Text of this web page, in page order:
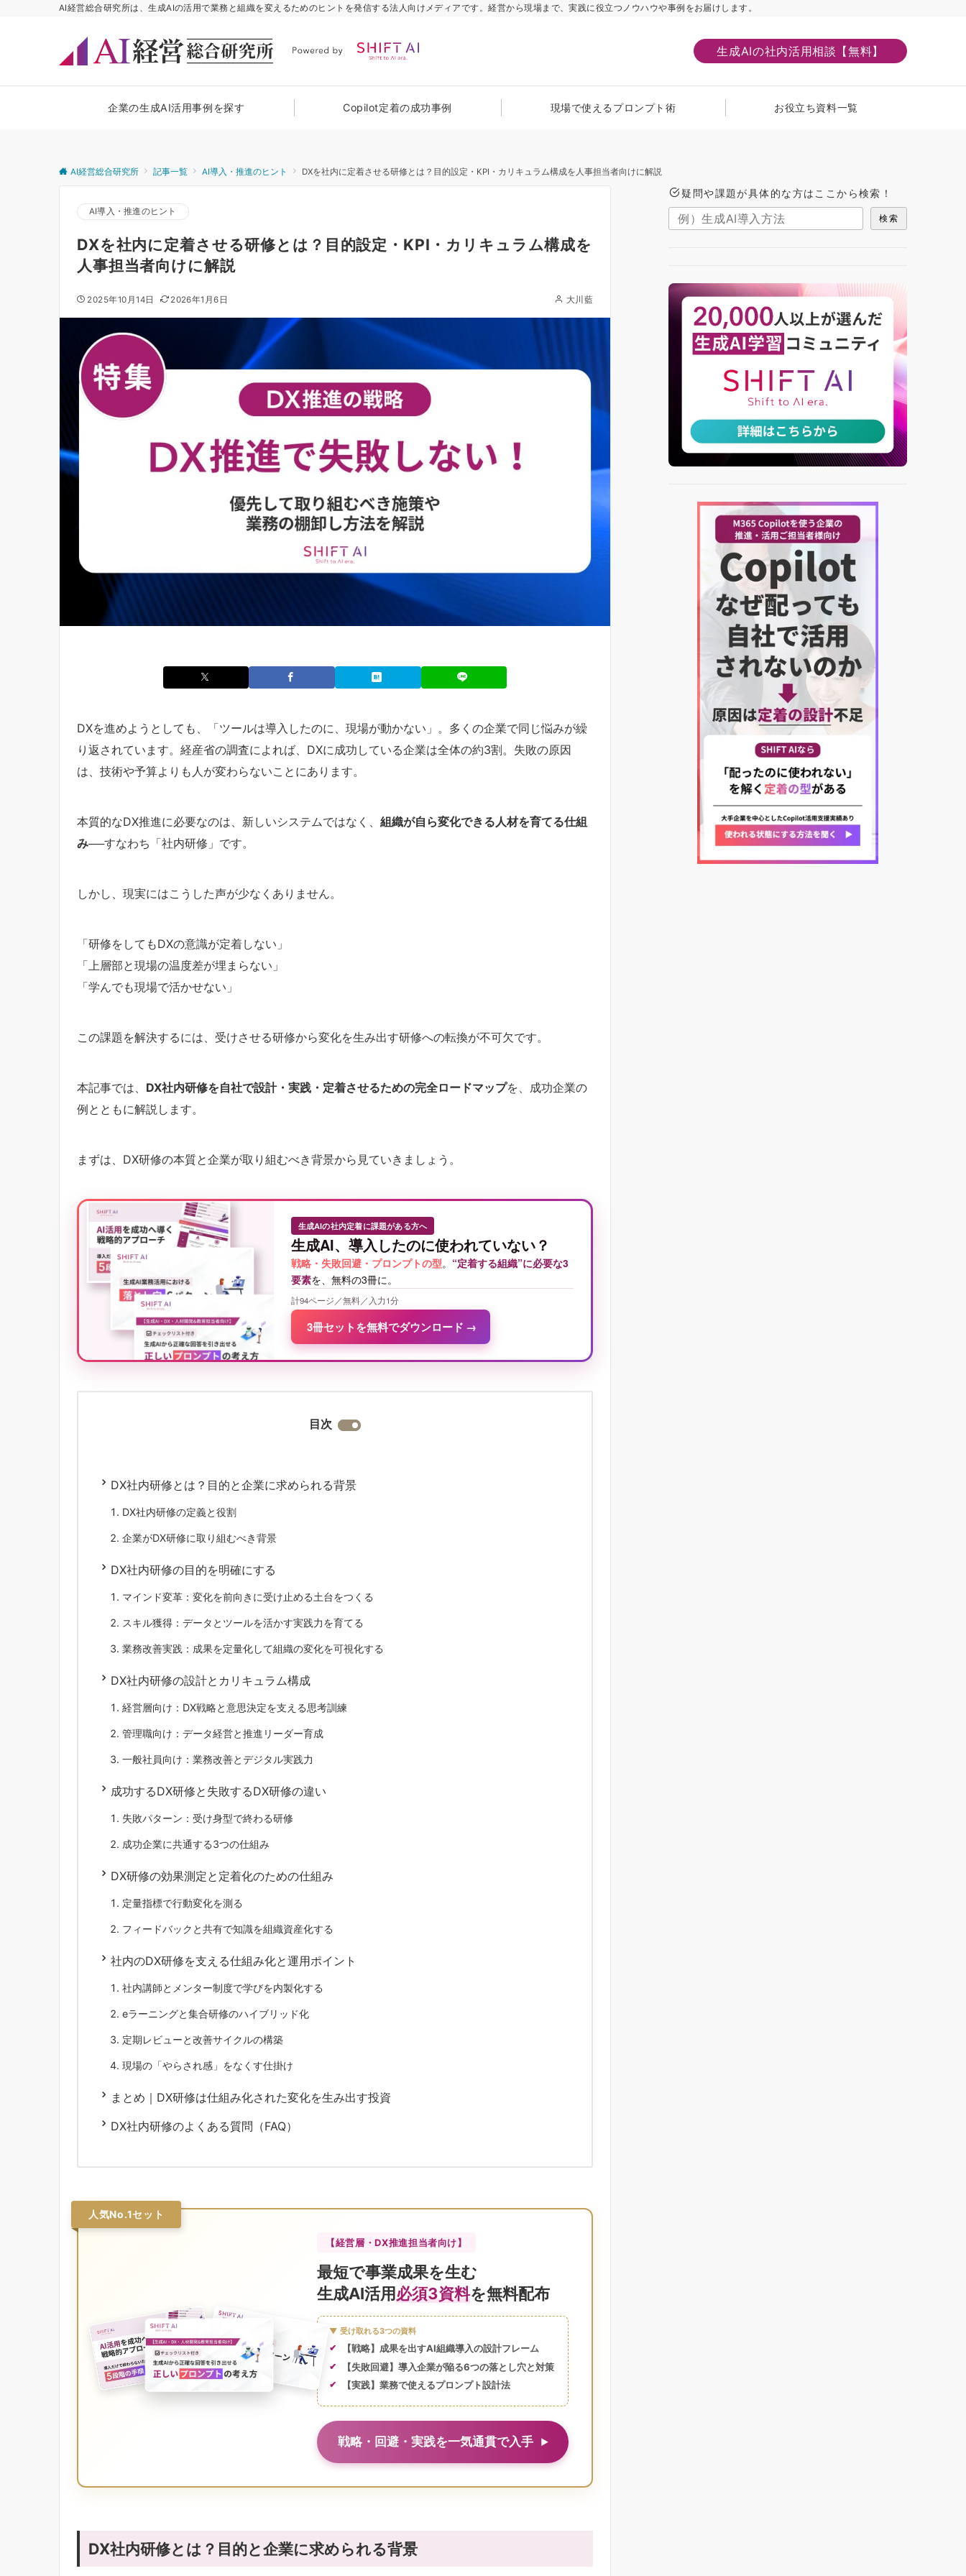
AI経営総合研究所は、生成AIの活用で業務と組織を変えるためのヒントを発信する法人向けメディアです。経営から現場まで、実践に役立つノウハウや事例をお届けします。
生成AIの社内活用相談【無料】
企業の生成AI活用事例を探す Copilot定着の成功事例 現場で使えるプロンプト術 お役立ち資料一覧
AI経営総合研究所 記事一覧 AI導入・推進のヒント DXを社内に定着させる研修とは？目的設定・KPI・カリキュラム構成を人事担当者向けに解説
AI導入・推進のヒント
DXを社内に定着させる研修とは？目的設定・KPI・カリキュラム構成を
人事担当者向けに解説
2025年10月14日 2026年1月6日 大川藍
DXを進めようとしても、「ツールは導入したのに、現場が動かない」。多くの企業で同じ悩みが繰
り返されています。経産省の調査によれば、DXに成功している企業は全体の約3割。失敗の原因
は、技術や予算よりも人が変わらないことにあります。
本質的なDX推進に必要なのは、新しいシステムではなく、 組織が自ら変化できる人材を育てる仕組
み──すなわち「社内研修」です。
しかし、現実にはこうした声が少なくありません。
「研修をしてもDXの意識が定着しない」
「上層部と現場の温度差が埋まらない」
「学んでも現場で活かせない」
この課題を解決するには、受けさせる研修から変化を生み出す研修への転換が不可欠です。
本記事では、 DX社内研修を自社で設計・実践・定着させるための完全ロードマップを、成功企業の
例とともに解説します。
まずは、DX研修の本質と企業が取り組むべき背景から見ていきましょう。
生成AIの社内定着に課題がある方へ
生成AI、導入したのに使われていない？
戦略・失敗回避・プロンプトの型。 “定着する組織”に必要な3
要素を、無料の3冊に。
計94ページ／無料／入力1分
3冊セットを無料でダウンロード →
目次
DX社内研修とは？目的と企業に求められる背景
DX社内研修の定義と役割
企業がDX研修に取り組むべき背景
DX社内研修の目的を明確にする
マインド変革：変化を前向きに受け止める土台をつくる
スキル獲得：データとツールを活かす実践力を育てる
業務改善実践：成果を定量化して組織の変化を可視化する
DX社内研修の設計とカリキュラム構成
経営層向け：DX戦略と意思決定を支える思考訓練
管理職向け：データ経営と推進リーダー育成
一般社員向け：業務改善とデジタル実践力
成功するDX研修と失敗するDX研修の違い
失敗パターン：受け身型で終わる研修
成功企業に共通する3つの仕組み
DX研修の効果測定と定着化のための仕組み
定量指標で行動変化を測る
フィードバックと共有で知識を組織資産化する
社内のDX研修を支える仕組み化と運用ポイント
社内講師とメンター制度で学びを内製化する
eラーニングと集合研修のハイブリッド化
定期レビューと改善サイクルの構築
現場の「やらされ感」をなくす仕掛け
まとめ｜DX研修は仕組み化された変化を生み出す投資
DX社内研修のよくある質問（FAQ）
人気No.1セット
【経営層・DX推進担当者向け】
最短で事業成果を生む
生成AI活用必須3資料を無料配布
▼ 受け取れる3つの資料
【戦略】成果を出すAI組織導入の設計フレーム
【失敗回避】導入企業が陥る6つの落とし穴と対策
【実践】業務で使えるプロンプト設計法
戦略・回避・実践を一気通貫で入手
DX社内研修とは？目的と企業に求められる背景
疑問や課題が具体的な方はここから検索！
検索